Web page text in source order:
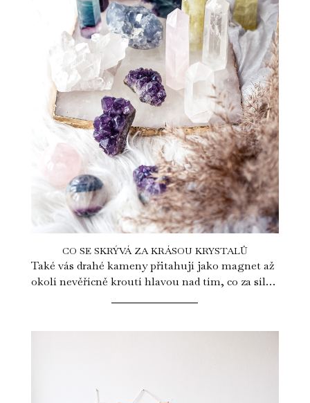
CO SE SKRÝVÁ ZA KRÁSOU KRYSTALŮ
Také vás drahé kameny přitahují jako magnet až
okolí nevěřícně kroutí hlavou nad tím, co za sílu